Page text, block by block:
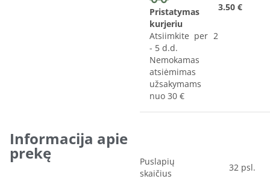
Pristatymas
kurjeriu
Atsiimkite per 2
- 5 d.d.
Nemokamas
atsiėmimas
užsakymams
nuo 30 €
3.50 €
Informacija apie
prekę
Puslapių
skaičius
32 psl.